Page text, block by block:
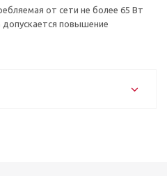
от сети не более 65 Вт
повышение